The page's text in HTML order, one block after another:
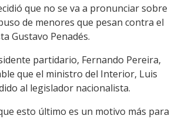
Link
que no se va a pronunciar sobre
de menores que pesan contra el
Gustavo Penadés.
partidario, Fernando Pereira,
que el ministro del Interior, Luis
al legislador nacionalista.
esto último es un motivo más para